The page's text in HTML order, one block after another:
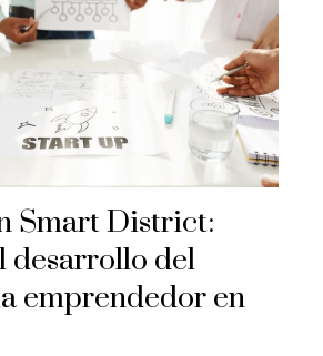
Smart District:
desarrollo del
emprendedor en